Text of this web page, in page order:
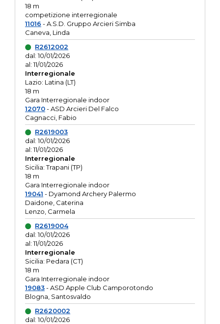
18 m
competizione interregionale
11016 - A.S.D. Gruppo Arcieri Simba
Caneva, Linda
R2612002
dal: 10/01/2026
al: 11/01/2026
Interregionale
Lazio: Latina (LT)
18 m
Gara Interregionale indoor
12070- ASD Arcieri Del Falco
Cagnacci, Fabio
R2619003
dal: 10/01/2026
al: 11/01/2026
Interregionale
Sicilia: Trapani (TP)
18 m
Gara Interregionale indoor
19041 - Dyamond Archery Palermo
Daidone, Caterina
Lenzo, Carmela
R2619004
dal: 10/01/2026
al: 11/01/2026
Interregionale
Sicilia: Pedara (CT)
18 m
Gara Interregionale indoor
19083- ASD Apple Club Camporotondo
Blogna, Santosvaldo
R2620002
dal: 10/01/2026